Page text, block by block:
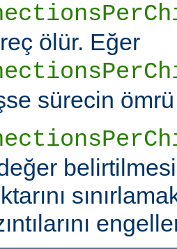
ölür. Eğer
sürecin